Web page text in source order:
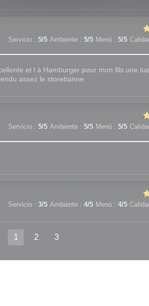
Servicio : 5/5 Ambiente : 5/5 Menú : 5/5
et l à Hamburger pour mon fils une
assez le storebanne
Servicio : 5/5 Ambiente : 5/5 Menú : 5/5
Servicio : 3/5 Ambiente : 4/5 Menú : 4/5
1 2 3